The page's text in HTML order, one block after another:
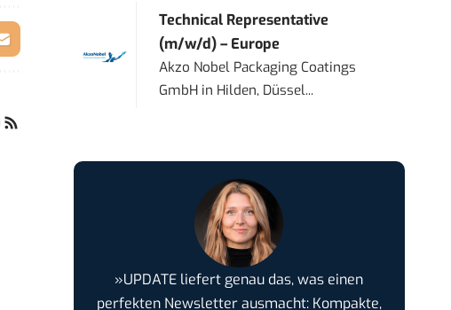
Technical Representative
(m/w/d) – Europe
Akzo Nobel Packaging Coatings
GmbH in Hilden, Düssel...
»UPDATE liefert genau das, was einen
perfekten Newsletter ausmacht: Kompakte,